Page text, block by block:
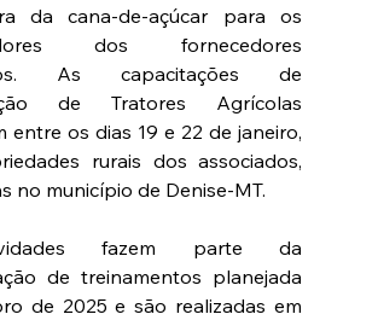
da cana-de-açúcar para os
dos fornecedores
As capacitações de
de Tratores Agrícolas
entre os dias 19 e 22 de janeiro,
rurais dos associados,
no município de Denise-MT.
fazem parte da
de treinamentos planejada
de 2025 e são realizadas em